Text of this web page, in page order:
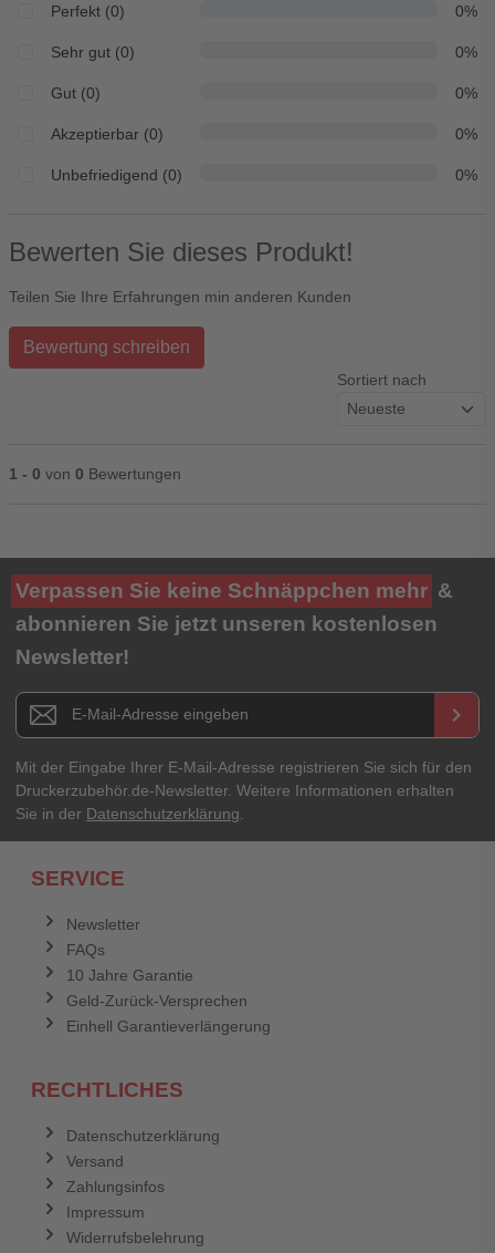
Perfekt (0) 0%
Sehr gut (0) 0%
Gut (0) 0%
Akzeptierbar (0) 0%
Unbefriedigend (0) 0%
Bewerten Sie dieses Produkt!
Teilen Sie Ihre Erfahrungen min anderen Kunden
Bewertung schreiben
Sortiert nach
1 - 0 von 0 Bewertungen
Ihre Bewertung**
★★★★★
Titel**
E-Mail-Adresse
Ihr Passwort
Verpassen Sie keine Schnäppchen mehr &
abonnieren Sie jetzt unseren kostenlosen
Newsletter!
Newsletter E-Mail Adresse keyboard_arrow_right
Mit der Eingabe Ihrer E-Mail-Adresse registrieren Sie sich für den
Druckerzubehör.de-Newsletter. Weitere Informationen erhalten
Sie in der Datenschutzerklärung
SERVICE
Newsletter
FAQs
10 Jahre Garantie
Geld-Zurück-Versprechen
Einhell Garantieverlängerung
RECHTLICHES
Datenschutzerklärung
Versand
Zahlungsinfos
Impressum
Widerrufsbelehrung